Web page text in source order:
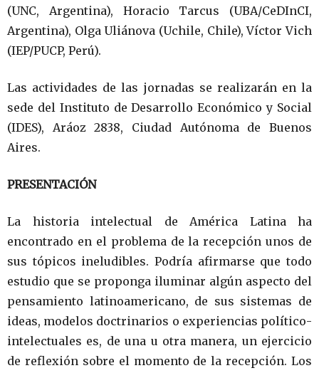
(UNC, Argentina), Horacio Tarcus (UBA/CeDInCI,
Argentina), Olga Uliánova (Uchile, Chile), Víctor Vich
(IEP/PUCP, Perú).
Las actividades de las jornadas se realizarán en la
sede del Instituto de Desarrollo Económico y Social
(IDES), Aráoz 2838, Ciudad Autónoma de Buenos
Aires.
PRESENTACIÓN
La historia intelectual de América Latina ha
encontrado en el problema de la recepción unos de
sus tópicos ineludibles. Podría afirmarse que todo
estudio que se proponga iluminar algún aspecto del
pensamiento latinoamericano, de sus sistemas de
ideas, modelos doctrinarios o experiencias político-
intelectuales es, de una u otra manera, un ejercicio
de reflexión sobre el momento de la recepción. Los